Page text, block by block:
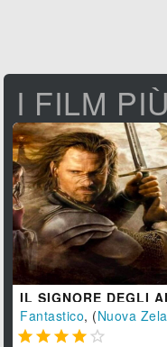
I FILM
IL SIGNORE DEGLI
Fantastico, (Nuova
    